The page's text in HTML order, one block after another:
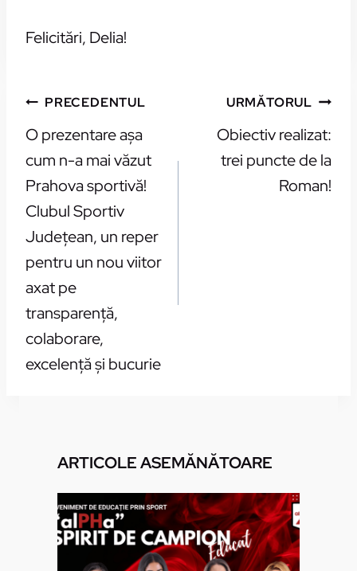
Felicitări, Delia!
NAVIGARE
ARTICOLE
PRECEDENTUL
O prezentare aşa
cum n-a mai văzut
Prahova sportivă!
Clubul Sportiv
Judeţean, un reper
pentru un nou viitor
axat pe
transparenţă,
colaborare,
excelenţă şi bucurie
URMĂTORUL
Obiectiv realizat:
trei puncte de la
Roman!
ARTICOLE ASEMĂNĂTOARE